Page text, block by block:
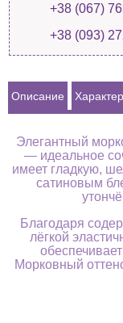
+38 (067)
+38 (093)
Описание
Элегантный
— идеальное
имеет гладкую,
сатиновым
Благодаря
лёгкой
Морковный